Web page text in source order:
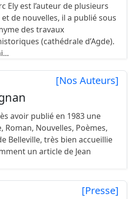
Ely est l’auteur de plusieurs
de nouvelles, il a publié sous
des travaux
(cathédrale d’Agde).
[Nos Auteurs]
avoir publié en 1983 une
Roman, Nouvelles, Poèmes,
Belleville, très bien accueillie
un article de Jean
[Presse]